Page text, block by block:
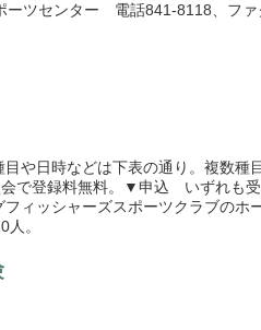
ーツセンター 電話841-8118、ファ
日時などは下表の通り。複数種
会で登録料無料。▼申込 いずれも
ィッシャーズスポーツクラブのホ
。